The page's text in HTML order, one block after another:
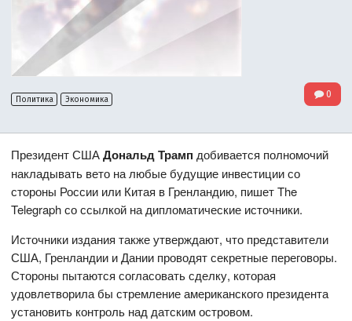
Политика Экономика 0
Президент СШАДональд Трамп добивается полномочий
накладывать вето на любые будущие инвестиции со
стороны России или Китая в Гренландию, пишет The
Telegraph со ссылкой на дипломатические источники.
Источники издания также утверждают, что представители
США, Гренландии и Дании проводят секретные переговоры.
Стороны пытаются согласовать сделку, которая
удовлетворила бы стремление американского президента
установить контроль над датским островом.